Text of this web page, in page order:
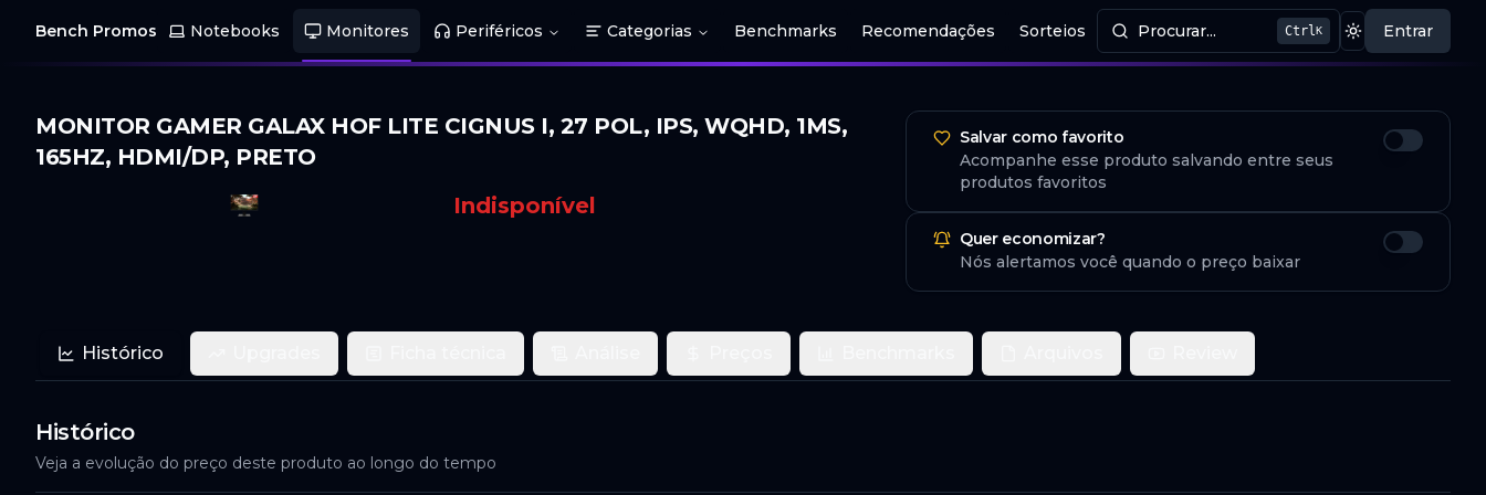
Bench Promos Notebooks Monitores Periféricos Categorias Benchmarks Recomendações Sorteios Procurar...
Procurar produtos CtrlK Mudar tema
Entrar
MONITOR GAMER GALAX HOF LITE CIGNUS I, 27 POL, IPS, WQHD, 1MS,
165HZ, HDMI/DP, PRETO
Indisponível
Salvar como favorito
Acompanhe esse produto salvando entre seus
produtos favoritos
Quer economizar?
Nós alertamos você quando o preço baixar
Histórico
Histórico
Veja a evolução do preço deste produto ao longo do tempo